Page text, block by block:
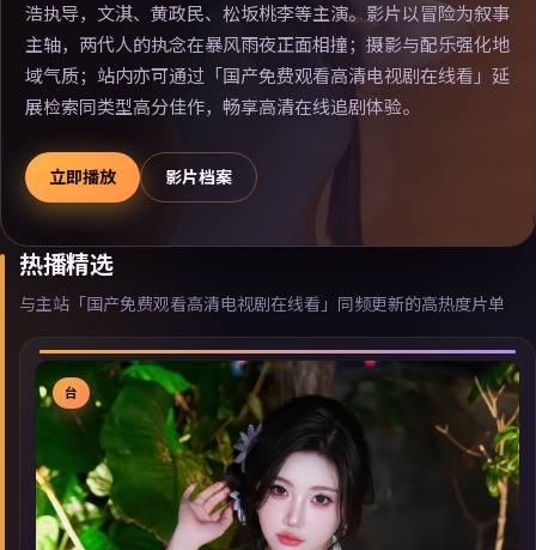
浩执导，文淇、黄政民、松坂桃李等主演。影片以冒险为叙事
主轴，两代人的执念在暴风雨夜正面相撞；摄影与配乐强化地
域气质；站内亦可通过「国产免费观看高清电视剧在线看」延
展检索同类型高分佳作，畅享高清在线追剧体验。
立即播放 影片档案
热播精选
与主站「国产免费观看高清电视剧在线看」同频更新的高热度片单
▶
台